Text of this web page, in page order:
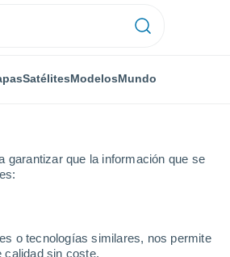
garantizar que la información que se
o tecnologías similares, nos permite
calidad sin coste.
SatélitesModelosMundo